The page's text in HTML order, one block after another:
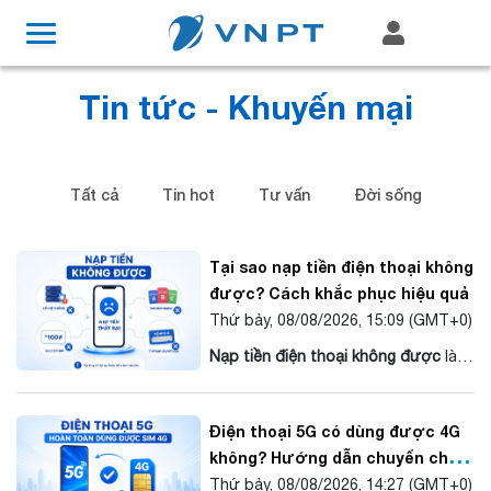
Tin tức - Khuyến mại
Tất cả Tin hot Tư vấn Đời sống
Tại sao nạp tiền điện thoại không
được? Cách khắc phục hiệu quả
Thứ bảy, 08/08/2026, 15:09 (GMT+0)
Nạp tiền điện thoại không được là
dụng nhà mạng, ngân hàng, ví điện
tử hoặc thẻ cào. Nguyên nhân có
Điện thoại 5G có dùng được 4G
không? Hướng dẫn chuyển chế
độ mạng
Thứ bảy, 08/08/2026, 14:27 (GMT+0)